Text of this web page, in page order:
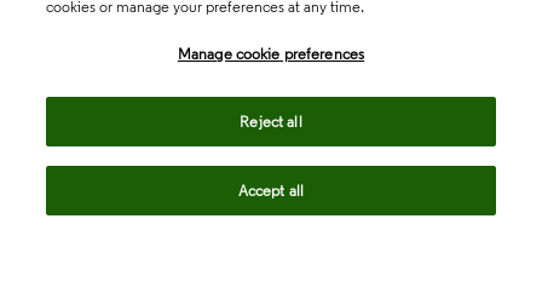
cookies or manage your preferences at any time.
Manage cookie preferences
Reject all
Accept all